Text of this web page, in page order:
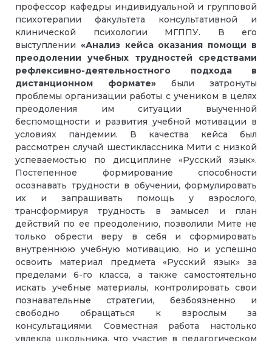
профессор кафедры индивидуальной и групповой
психотерапии факультета консультативной и
клинической психологии МГППУ. В его
выступлении «Анализ кейса оказания помощи в
преодолении учебных трудностей средствами
рефлексивно-деятельностного подхода в
дистанционном формате» были затронуты
проблемы организации работы с учеником в целях
преодоления им ситуации выученной
беспомощности и развития учебной мотивации в
условиях пандемии. В качества кейса был
рассмотрен случай шестиклассника Мити с низкой
успеваемостью по дисциплине «Русский язык».
Постепенное формирование способности
осознавать трудности в обучении, формулировать
их и запрашивать помощь у взрослого,
трансформируя трудность в замысел и план
действий по ее преодолению, позволили Мите не
только обрести веру в себя и сформировать
внутреннюю учебную мотивацию, но и успешно
освоить материал предмета «Русский язык» за
пределами 6-го класса, а также самостоятельно
искать учебные материалы, контролировать свои
познавательные стратегии, безбоязненно и
свободно обращаться к взрослым за
консультациями. Совместная работа настолько
увлекла школьника, что участие в педагогическом